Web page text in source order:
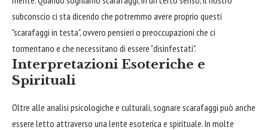
subconscio ci sta dicendo che potremmo avere proprio questi
"scarafaggi in testa", ovvero pensieri o preoccupazioni che ci
tormentano e che necessitano di essere "disinfestati".
Interpretazioni Esoteriche e
Spirituali
Oltre alle analisi psicologiche e culturali, sognare scarafaggi può anche
essere letto attraverso una lente esoterica e spirituale. In molte